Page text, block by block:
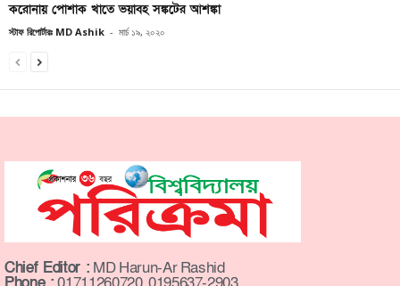
করোনায় পোশাক খাতে ভয়াবহ সঙ্কটের আশঙ্কা
স্টাফ রিপোর্টারঃ MD Ashik - মার্চ ১৯, ২০২০
Chief Editor : MD Harun-Ar Rashid